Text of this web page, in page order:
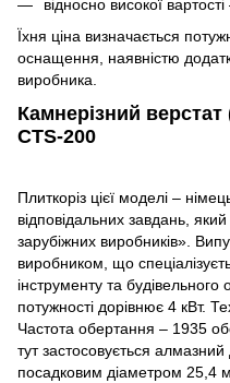
відносно високої
Їхня ціна визначається
оснащення, наявністю
виробника.
Камнерізний
CTS-200
Плиткоріз цієї моделі –
відповідальних завдань, який
зарубіжних виробників».
виробником, що
інструменту та
потужності дорівнює 4 кВт.
Частота обертання – 1935
тут застосовується
посадковим діаметром 25,4